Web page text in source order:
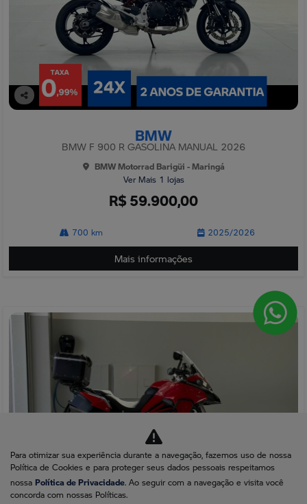
Co
BMW
BMW F 900 R GASOLINA MANUAL 2026
BMW Motorrad Barigüi - Maringá
Ver Mais 1 lojas
R$ 59.900,00
700 km 2025/2026
Mais informações
Para otimizar sua experiência durante a navegação, fazemos uso de nossa
Política de Cookies e para proteger seus dados pessoais respeitamos
nossa Política de Privacidade. Ao seguir com a navegação e visita você
concorda com nossas Políticas.